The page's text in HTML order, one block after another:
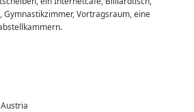
Vortragsraum, eine